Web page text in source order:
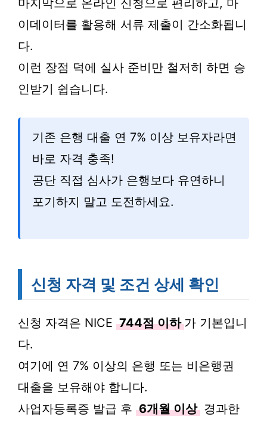
마지막으로 온라인 신청으로 편리하고, 마
이데이터를 활용해 서류 제출이 간소화됩니
다.
이런 장점 덕에 실사 준비만 철저히 하면 승
인받기 쉽습니다.
기존 은행 대출 연 7% 이상 보유자라면
바로 자격 충족!
공단 직접 심사가 은행보다 유연하니
포기하지 말고 도전하세요.
신청 자격 및 조건 상세 확인
신청 자격은 NICE 744점 이하 가 기본입니
다.
여기에 연 7% 이상의 은행 또는 비은행권
대출을 보유해야 합니다.
사업자등록증 발급 후 6개월 이상 경과한